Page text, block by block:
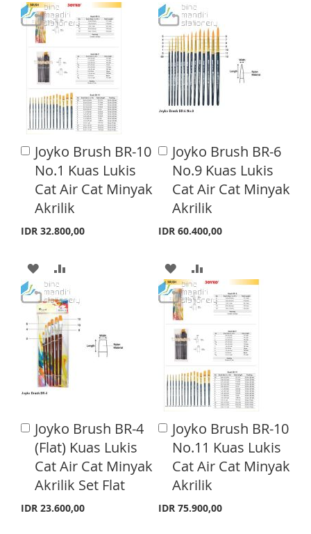
D
T
O
W
I
H
L
I
S
T
D
O
C
O
P
A
R
E
D
D
T
O
W
S
H
L
I
T
D
D
T
O
C
M
P
A
R
Joyko Brush BR-10
No.1 Kuas Lukis
Cat Air Cat Minyak
Akrilik
IDR 32.800,00
A
d
d
t
o
C
a
A
D
D
T
O
W
S
H
L
I
D
D
T
O
C
M
P
A
R
Joyko Brush BR-6
No.9 Kuas Lukis
Cat Air Cat Minyak
Akrilik
IDR 60.400,00
A
d
d
t
o
C
a
A
D
D
T
O
W
I
S
H
L
I
D
D
T
O
C
O
M
P
A
R
Joyko Brush BR-4
(Flat) Kuas Lukis
Cat Air Cat Minyak
Akrilik Set Flat
IDR 23.600,00
A
d
d
t
o
C
a
Joyko Brush BR-10
No.11 Kuas Lukis
Cat Air Cat Minyak
Akrilik
IDR 75.900,00
A
d
d
t
o
C
a